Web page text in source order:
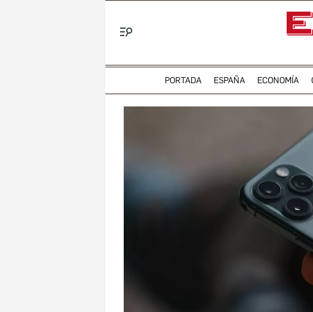
PORTADA ESPAÑA ECONOMÍA